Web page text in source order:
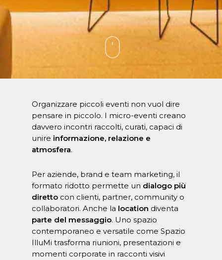
Organizzare piccoli eventi non vuol dire
pensare in piccolo. I micro-eventi creano
davvero incontri raccolti, curati, capaci di
unire informazione, relazione e
atmosfera.
Per aziende, brand e team marketing, il
formato ridotto permette un dialogo più
diretto con clienti, partner, community o
collaboratori. Anche la location diventa
parte del messaggio. Uno spazio
contemporaneo e versatile come Spazio
IlluMi trasforma riunioni, presentazioni e
momenti corporate in racconti visivi